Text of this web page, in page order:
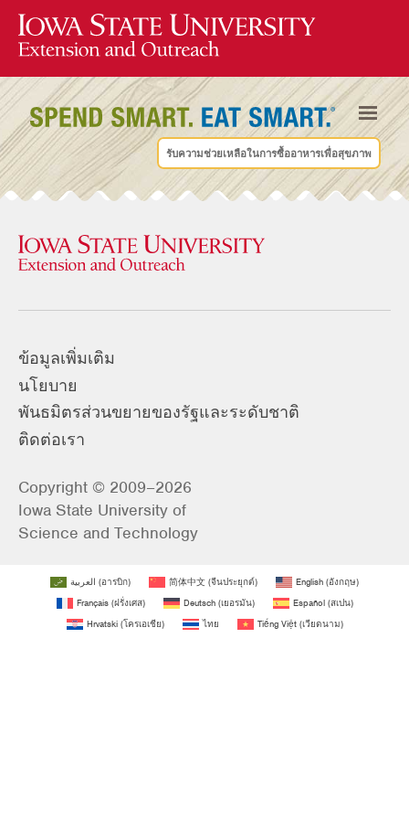
รับความช่วยเหลือในการซื้ออาหารเพื่อสุขภาพ
ข้อมูลเพิ่มเติม
นโยบาย
พันธมิตรส่วนขยายของรัฐและระดับชาติ
ติดต่อเรา
Copyright © 2009–2026
Iowa State University of
Science and Technology
العربية (อารบิก) 简体中文 (จีนประยุกต์) English (อังกฤษ)
Français(ฝรั่งเศส) Deutsch(เยอรมัน) Español(สเปน)
Hrvatski(โครเอเชีย) ไทย Tiếng Việt(เวียดนาม)